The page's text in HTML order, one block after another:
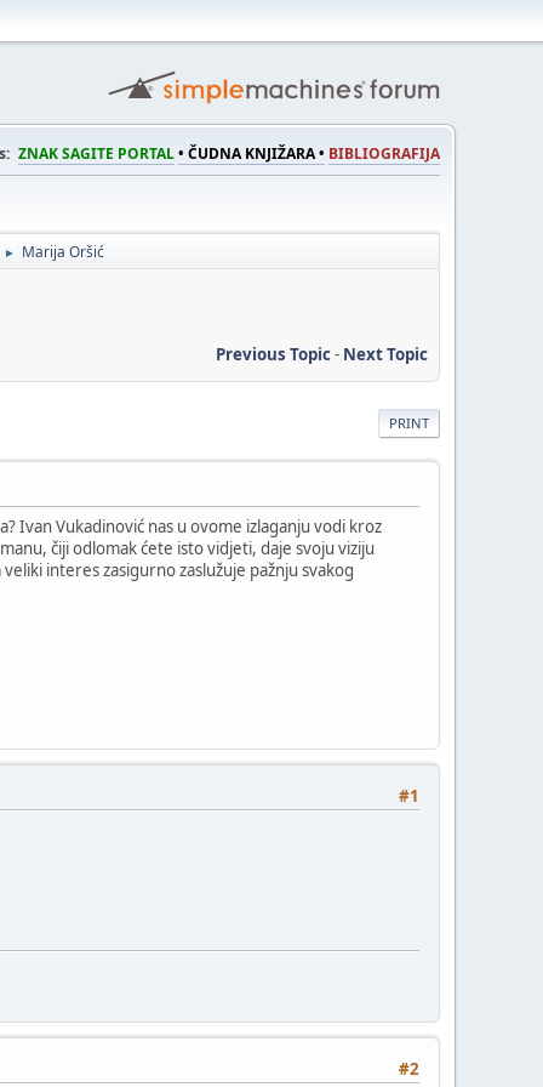
ZNAK SAGITE PORTAL• ČUDNA KNJIŽARA • BIBLIOGRAFIJA
► Marija Oršić
Previous Topic- Next Topic
PRINT
Ivan Vukadinović nas u ovome izlaganju vodi kroz
čiji odlomak ćete isto vidjeti, daje svoju viziju
interes zasigurno zaslužuje pažnju svakog
#1
#2